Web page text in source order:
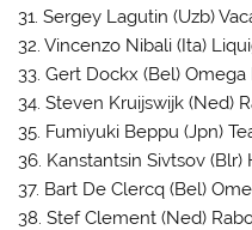
31. Sergey Lagutin (Uzb)
32. Vincenzo Nibali (Ita)
33. Gert Dockx (Bel)
34. Steven Kruijswijk (Ned)
35. Fumiyuki Beppu (Jpn)
36. Kanstantsin Sivtsov (Blr)
37. Bart De Clercq (Bel)
38. Stef Clement (Ned)